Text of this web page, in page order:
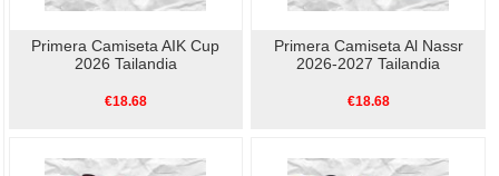
Primera Camiseta AIK Cup
2026 Tailandia
€18.68
Primera Camiseta Al Nassr
2026-2027 Tailandia
€18.68